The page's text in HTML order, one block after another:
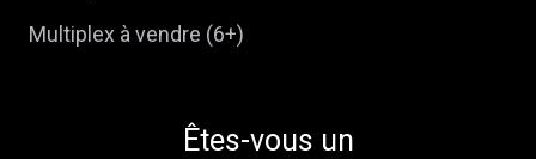
Multiplex à vendre (6+)
Êtes-vous un